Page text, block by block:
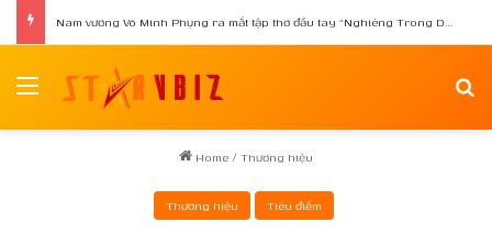
Nam vương Võ Minh Phụng ra mắt tập thơ đầu tay “Nghiêng Trong Dòng Suối”
Menu
Home/ Thương hiệu
Thương hiệu Tiêu điểm